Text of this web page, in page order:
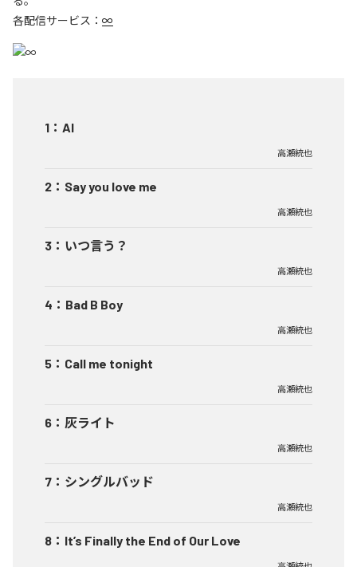
各配信サービス： ∞
1 ： AI
高瀬統也
2 ： Say you love me
高瀬統也
3 ： いつ言う？
高瀬統也
4 ： Bad B Boy
高瀬統也
5 ： Call me tonight
高瀬統也
6 ： 灰ライト
高瀬統也
7 ： シングルバッド
高瀬統也
8 ： It’s Finally the End of Our Love